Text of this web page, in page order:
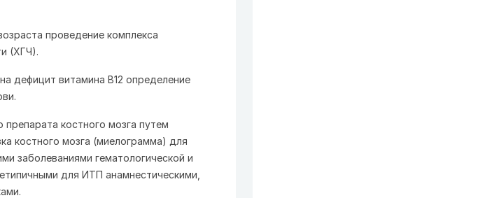
проведение комплекса
(ХГЧ).
дефицит витамина В12 определение
костного мозга путем
костного мозга (миелограмма) для
заболеваниями гематологической и
для ИТП анамнестическими,